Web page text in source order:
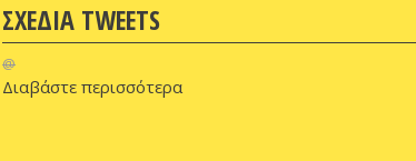
ΣΧΕΔΙΑ TWEETS
@
Διαβάστε περισσότερα